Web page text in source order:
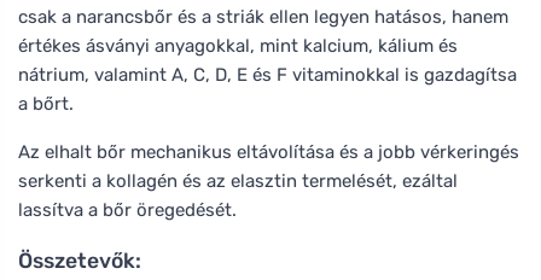
csak a narancsbőr és a striák ellen legyen hatásos, hanem
értékes ásványi anyagokkal, mint kalcium, kálium és
nátrium, valamint A, C, D, E és F vitaminokkal is gazdagítsa
a bőrt.
Az elhalt bőr mechanikus eltávolítása és a jobb vérkeringés
serkenti a kollagén és az elasztin termelését, ezáltal
lassítva a bőr öregedését.
Összetevők: